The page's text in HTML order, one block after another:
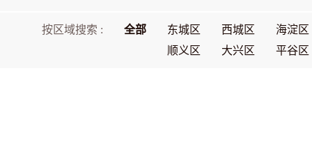
按区域搜索 : 全部 东城区 西城区
海淀区
顺义区
大兴区 平谷区